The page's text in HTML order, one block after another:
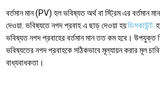
বর্তমান মান (PV) হল ভবিষ্যত অর্থ বা স্ট্রিম এর বর্তমান মান
দেওয়া. ভবিষ্যতে নগদ প্রবাহ এ ছাড় দেওয়া হয়ডিসকাউন্ট
ভবিষ্যত নগদ প্রবাহের বর্তমান মান তত কম হবে। উপযুক্ত
ভবিষ্যতের নগদ প্রবাহকে সঠিকভাবে মূল্যায়ন করার মূল
বাধ্যবাধকতা।